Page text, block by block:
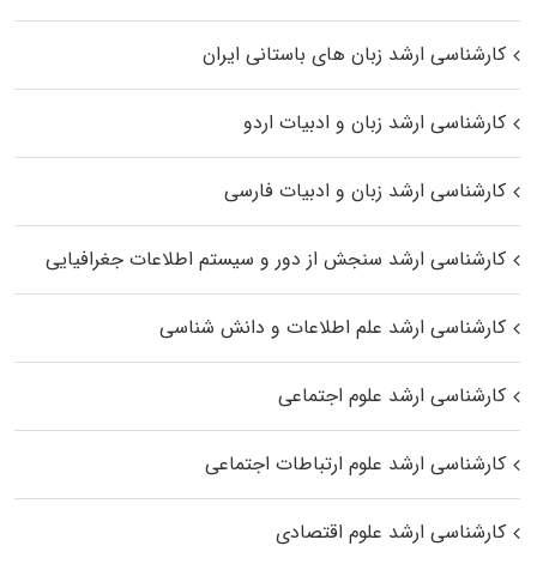
کارشناسی ارشد زبان‌ های باستانی ایران
کارشناسی ارشد زبان و ادبیات اردو
کارشناسی ارشد زبان و ادبیات فارسی
کارشناسی ارشد سنجش از دور و سیستم اطلاعات جغرافیایی
کارشناسی ارشد علم اطلاعات و دانش شناسی
کارشناسی ارشد علوم اجتماعی
کارشناسی ارشد علوم ارتباطات اجتماعی
کارشناسی ارشد علوم اقتصادی